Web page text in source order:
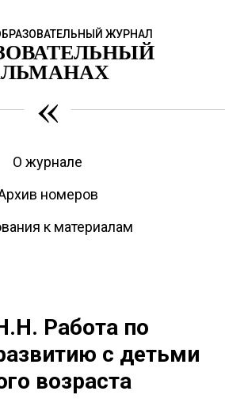
ЖУРНАЛ
«
О журнале
номеров
к материалам
Работа по
с детьми
возраста